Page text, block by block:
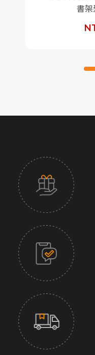
書